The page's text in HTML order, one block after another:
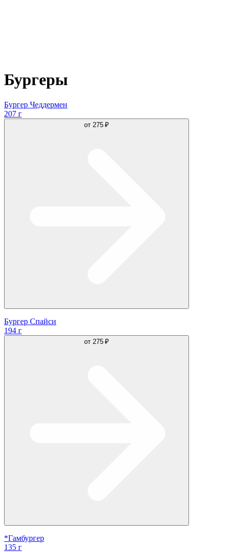
Бургеры
Бургер Чеддермен
207 г
от 275 ₽
Бургер Спайси
194 г
от 275 ₽
*Гамбургер
135 г